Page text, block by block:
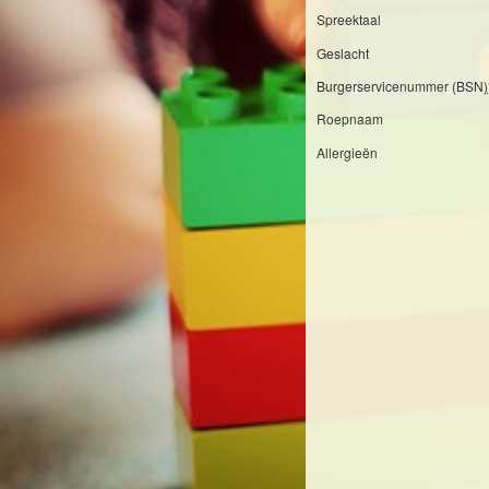
Spreektaal
Geslacht
Burgerservicenummer (BSN)
Roepnaam
Allergieën